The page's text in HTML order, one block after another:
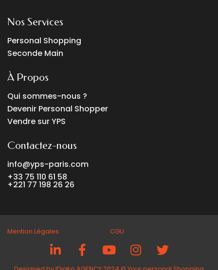
Nos Services
Personal Shopping
Seconde Main
À Propos
Qui sommes-nous ?
Devenir Personal Shopper
Vendre sur YPS
Contactez-nous
info@yps-paris.com
+33 75 110 61 58
+221 77 198 26 26
Mention Légales CGU